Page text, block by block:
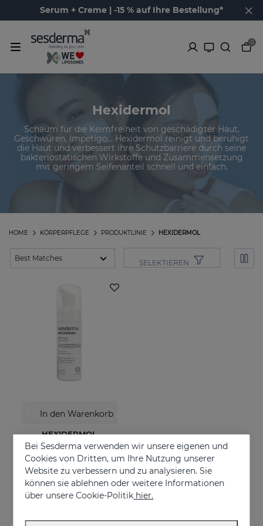
Serum + Creme | -15 % auf Ihre Bestellung*
0
Hexidermol
Schaum für die Keimfreiheit von geschädigter Haut,
Geschwüren, Impetigo... Hexidermol reinigt und beruhigt
die Haut und verbessert ihre Schutzbarriere durch seine
bakteriostatischen Wirkstoffe und Zusammensetzung
mit geringem Seifenanteil schnell und einfach.
HEXIDERMOL
PRODUKTLINIE
KÖRPERPFLEGE
HOME
SELEKTIEREN
In den Warenkorb
HEXIDERMOL
Reinigungsschaum
€ 19,95
Bei Sesderma verwenden wir unsere eigenen und
Cookies von Dritten, um Ihre Nutzung unserer
Website zu verbessern und zu analysieren. Sie
können sie ablehnen oder weitere Informationen
über unsere Cookie-Politik hier.